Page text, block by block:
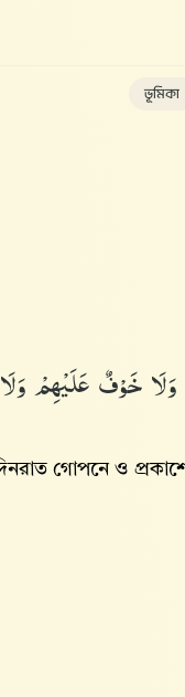
ভূমিকা
وَلَا خَوْفٌ عَلَيْهِمْ
গোপনে ও